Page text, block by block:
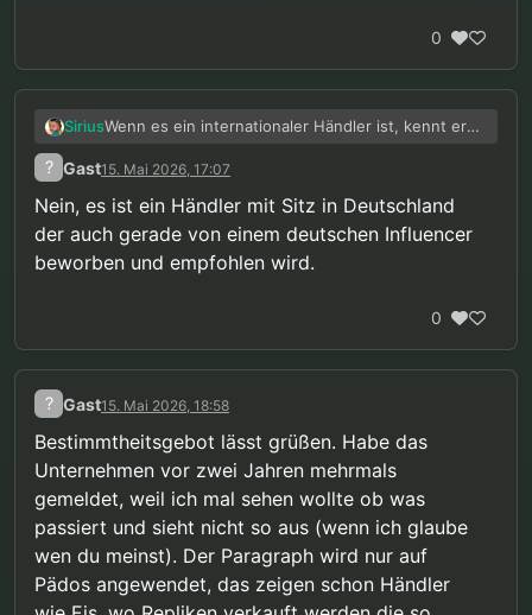
0
SiriusWenn es ein internationaler Händler ist, kennt er
die Gesetzeslage in Deutschland vielleicht einfach
nicht. Und wo kein Kläger, da kein Richter. Ich
sowas heute noch legal ist.
? Gast15. Mai 2026, 17:07
Nein, es ist ein Händler mit Sitz in Deutschland
der auch gerade von einem deutschen Influencer
beworben und empfohlen wird.
0
? Gast15. Mai 2026, 18:58
Bestimmtheitsgebot lässt grüßen. Habe das
Unternehmen vor zwei Jahren mehrmals
gemeldet, weil ich mal sehen wollte ob was
passiert und sieht nicht so aus (wenn ich glaube
wen du meinst). Der Paragraph wird nur auf
Pädos angewendet, das zeigen schon Händler